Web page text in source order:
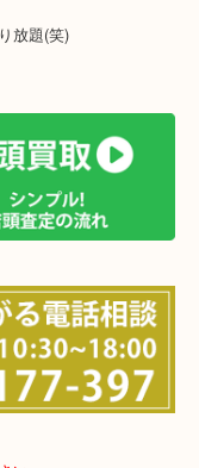
安心していただけます
でお車でのご来店も大歓
後のご依頼もご相談いた
やり放題(笑)